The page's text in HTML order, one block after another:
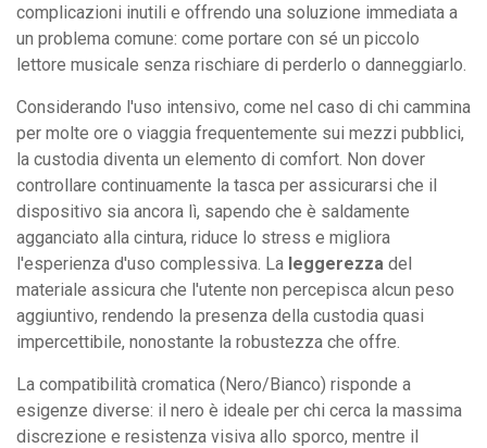
complicazioni inutili e offrendo una soluzione immediata a
un problema comune: come portare con sé un piccolo
lettore musicale senza rischiare di perderlo o danneggiarlo.
Considerando l'uso intensivo, come nel caso di chi cammina
per molte ore o viaggia frequentemente sui mezzi pubblici,
la custodia diventa un elemento di comfort. Non dover
controllare continuamente la tasca per assicurarsi che il
dispositivo sia ancora lì, sapendo che è saldamente
agganciato alla cintura, riduce lo stress e migliora
l'esperienza d'uso complessiva. La leggerezza del
materiale assicura che l'utente non percepisca alcun peso
aggiuntivo, rendendo la presenza della custodia quasi
impercettibile, nonostante la robustezza che offre.
La compatibilità cromatica (Nero/Bianco) risponde a
esigenze diverse: il nero è ideale per chi cerca la massima
discrezione e resistenza visiva allo sporco, mentre il